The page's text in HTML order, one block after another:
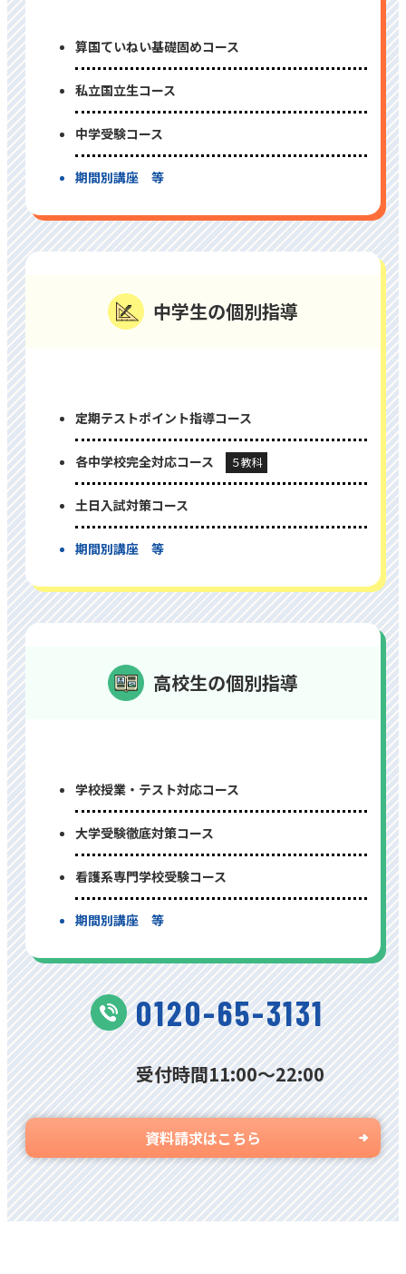
算国ていねい基礎固めコース
私⽴国⽴⽣コース
中学受験コース
期間別講座 等
中学⽣の個別指導
定期テストポイント指導コース
各中学校完全対応コース ５教科
⼟⽇⼊試対策コース
期間別講座 等
高校生の個別指導
学校授業・テスト対応コース
⼤学受験徹底対策コース
看護系専⾨学校受験コース
期間別講座 等
0120-65-3131
受付時間11:00〜22:00
資料請求はこちら